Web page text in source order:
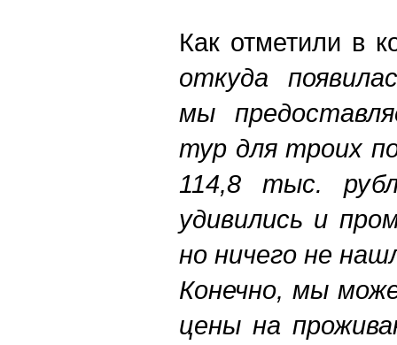
Как отметили в
откуда
мы
тур для троих
114,8 тыс.
удивились и
но ничего не
Конечно, мы
цены на